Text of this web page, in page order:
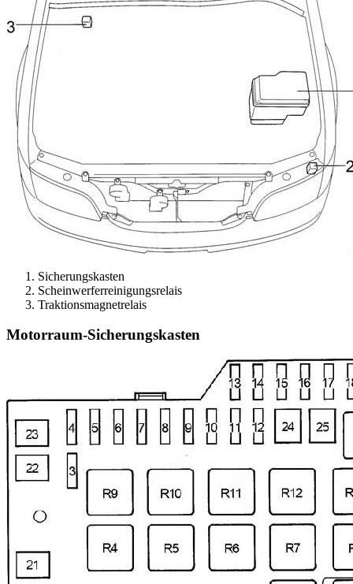
Sicherungskasten
Scheinwerferreinigungsrelais
Traktionsmagnetrelais
Motorraum-Sicherungskasten